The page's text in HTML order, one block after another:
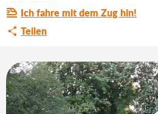
Ich fahre mit dem Zug hin!
Teilen